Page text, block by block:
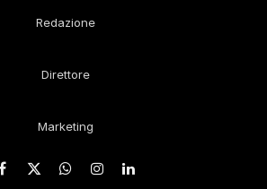
Redazione
Direttore
Marketing
Facebook
X WhatsApp
Instagram
LinkedIn